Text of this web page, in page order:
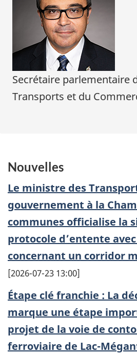
Secrétaire parlementaire
Transports et du
Nouvelles
Le ministre des
gouvernement à la
communes officialise la
protocole d’entente avec
concernant un corridor
[2026-07-23 13:00]
Étape clé franchie : La
marque une étape
projet de la voie de
ferroviaire de Lac-